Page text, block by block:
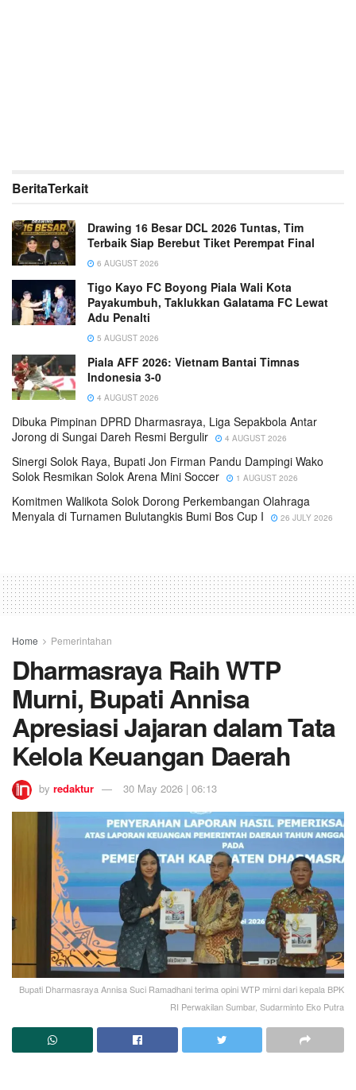
BeritaTerkait
Drawing 16 Besar DCL 2026 Tuntas, Tim
Terbaik Siap Berebut Tiket Perempat Final
6 AUGUST 2026
Tigo Kayo FC Boyong Piala Wali Kota
Payakumbuh, Taklukkan Galatama FC Lewat
Adu Penalti
5 AUGUST 2026
Piala AFF 2026: Vietnam Bantai Timnas
Indonesia 3-0
4 AUGUST 2026
Dibuka Pimpinan DPRD Dharmasraya, Liga Sepakbola Antar
Jorong di Sungai Dareh Resmi Bergulir
4 AUGUST 2026
Sinergi Solok Raya, Bupati Jon Firman Pandu Dampingi Wako
Solok Resmikan Solok Arena Mini Soccer
1 AUGUST 2026
Komitmen Walikota Solok Dorong Perkembangan Olahraga
Menyala di Turnamen Bulutangkis Bumi Bos Cup I
26 JULY 2026
Home Pemerintahan
Dharmasraya Raih WTP
Murni, Bupati Annisa
Apresiasi Jajaran dalam Tata
Kelola Keuangan Daerah
by redaktur 30 May 2026 | 06:13
Bupati Dharmasraya Annisa Suci Ramadhani terima opini WTP mirni dari kepala BPK
RI Perwakilan Sumbar, Sudarminto Eko Putra